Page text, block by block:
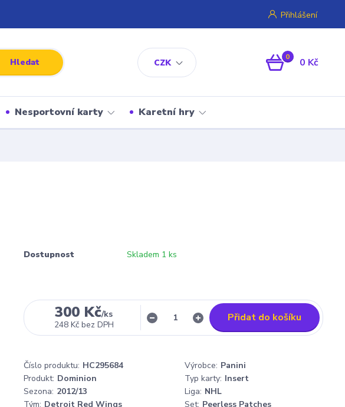
CZK
Přihlášení
Hledat 0 0 Kč
Nesportovní karty Karetní hry
Dostupnost Skladem 1 ks
300 Kč/ks
248 Kč bez DPH
Přidat do košíku
Číslo produktu: HC295684 Výrobce: Panini
Produkt: Dominion Typ karty: Insert
Sezona: 2012/13 Liga: NHL
Tým: Detroit Red Wings Set: Peerless Patches